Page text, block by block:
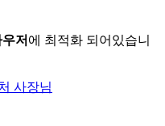
저 에 최적화 되어있습니
사장님